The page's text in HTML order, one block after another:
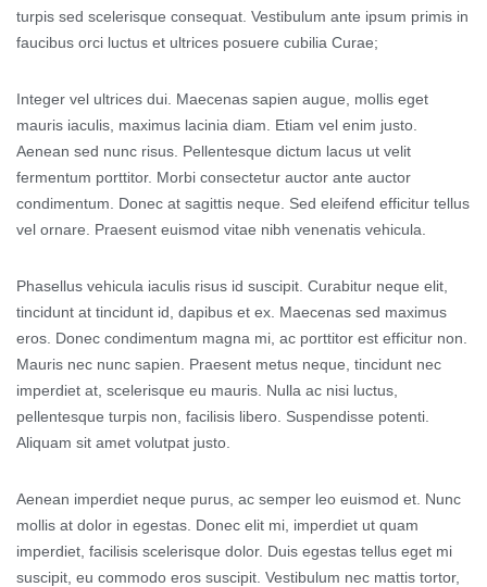
turpis sed scelerisque consequat. Vestibulum ante ipsum primis in
faucibus orci luctus et ultrices posuere cubilia Curae;
Integer vel ultrices dui. Maecenas sapien augue, mollis eget
mauris iaculis, maximus lacinia diam. Etiam vel enim justo.
Aenean sed nunc risus. Pellentesque dictum lacus ut velit
fermentum porttitor. Morbi consectetur auctor ante auctor
condimentum. Donec at sagittis neque. Sed eleifend efficitur tellus
vel ornare. Praesent euismod vitae nibh venenatis vehicula.
Phasellus vehicula iaculis risus id suscipit. Curabitur neque elit,
tincidunt at tincidunt id, dapibus et ex. Maecenas sed maximus
eros. Donec condimentum magna mi, ac porttitor est efficitur non.
Mauris nec nunc sapien. Praesent metus neque, tincidunt nec
imperdiet at, scelerisque eu mauris. Nulla ac nisi luctus,
pellentesque turpis non, facilisis libero. Suspendisse potenti.
Aliquam sit amet volutpat justo.
Aenean imperdiet neque purus, ac semper leo euismod et. Nunc
mollis at dolor in egestas. Donec elit mi, imperdiet ut quam
imperdiet, facilisis scelerisque dolor. Duis egestas tellus eget mi
suscipit, eu commodo eros suscipit. Vestibulum nec mattis tortor,